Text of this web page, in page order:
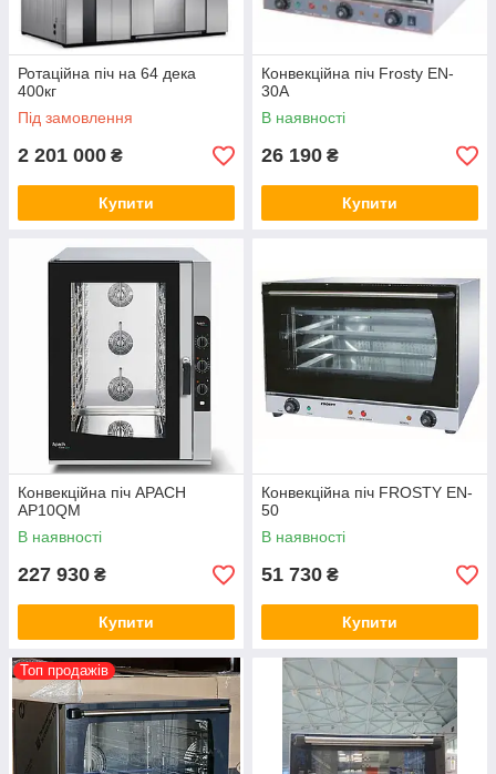
Ротаційна піч на 64 дека
400кг
Під замовлення
2 201 000 ₴
Купити
Конвекційна піч Frosty EN-
30A
В наявності
26 190 ₴
Купити
Конвекційна піч APACH
AP10QM
В наявності
227 930 ₴
Купити
Конвекційна піч FROSTY EN-
50
В наявності
51 730 ₴
Купити
Топ продажів